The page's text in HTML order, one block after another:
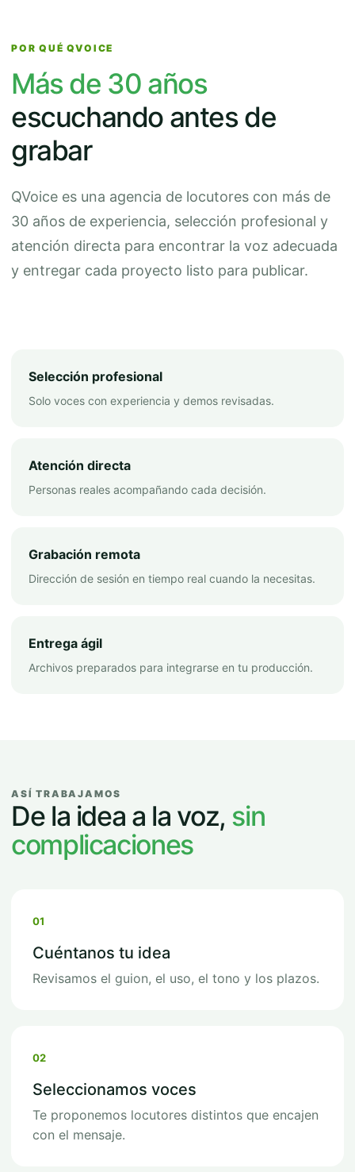
POR QUÉ QVOICE
Más de 30 años
escuchando antes de
grabar
QVoice es una agencia de locutores con más de
30 años de experiencia, selección profesional y
atención directa para encontrar la voz adecuada
y entregar cada proyecto listo para publicar.
Selección profesional
Solo voces con experiencia y demos revisadas.
Atención directa
Personas reales acompañando cada decisión.
Grabación remota
Dirección de sesión en tiempo real cuando la necesitas.
Entrega ágil
Archivos preparados para integrarse en tu producción.
ASÍ TRABAJAMOS
De la idea a la voz, sin
complicaciones
01
Cuéntanos tu idea
Revisamos el guion, el uso, el tono y los plazos.
02
Seleccionamos voces
Te proponemos locutores distintos que encajen
con el mensaje.